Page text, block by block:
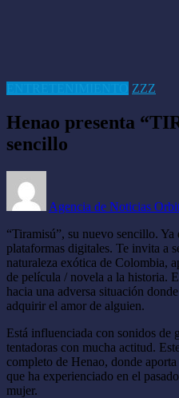
ZZZ
Henao presenta
sencillo
Agencia de Noticias
“Tiramisú”, su nuevo sencillo. Ya
plataformas digitales. Te invita a
naturaleza exótica de Colombia,
de película / novela a la historia.
hacia una adversa situación
adquirir el amor de alguien.
Está influenciada con sonidos de
tentadoras con mucha actitud.
completo de Henao, donde
que ha experienciado en el
mujer.